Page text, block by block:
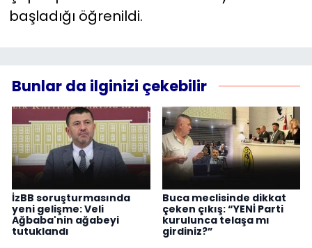
başladığı öğrenildi.
Bunlar da ilginizi çekebilir
İzBB soruşturmasında
yeni gelişme: Veli
Ağbaba'nin ağabeyi
tutuklandı
Buca meclisinde dikkat
çeken çıkış: “YENİ Parti
kurulunca telaşa mı
girdiniz?”